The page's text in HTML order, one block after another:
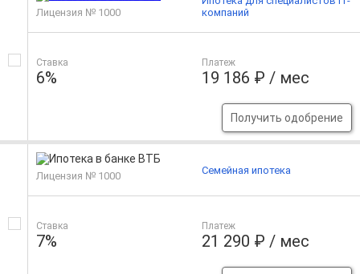
Лицензия № 1000
Ставка
6%
Платеж
19 186 ₽ / мес
Получить одобрение
компаний
Лицензия № 1000
Ставка
7%
Платеж
21 290 ₽ / мес
Семейная ипотека